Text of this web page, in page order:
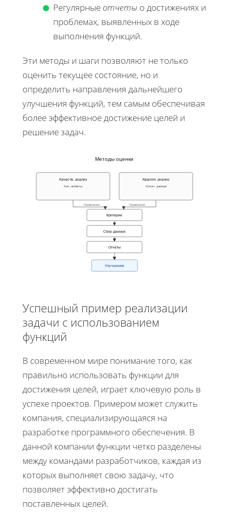
Регулярныеотчеты о достижениях и
проблемах, выявленных в ходе
выполнения функций.
Эти методы и шаги позволяют не только
оценить текущее состояние, но и
определить направления дальнейшего
улучшения функций, тем самым обеспечивая
более эффективное достижение целей и
решение задач.
Методы оценки
Качеств. анализ
Кач. аспекты
Квантит. анализ
Колич. данные
Критерии
Сбор данных
Отчеты
Улучшение
Применение Применение
Успешный пример реализации
задачи с использованием
функций
В современном мире понимание того, как
правильно использовать функции для
достижения целей, играет ключевую роль в
успехе проектов. Примером может служить
компания, специализирующаяся на
разработке программного обеспечения. В
данной компании функции четко разделены
между командами разработчиков, каждая из
которых выполняет свою задачу, что
позволяет эффективно достигать
поставленных целей.